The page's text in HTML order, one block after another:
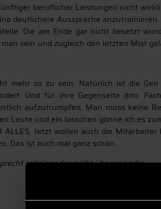
beruflicher Leistungen nicht
deutlichere Aussprache
Die am Ende gar nicht besetzt
sein und zugleich den letzten Mist
mehr so zu sein. Natürlich ist die
Und für ihre Gegenseite dito.
aufzutrumpfen. Man muss keine
Leute und ein bisschen gönne ich es
ALLES. Jetzt wollen auch die
Das ist auch mal ganz schön.
miteinander, nicht übereinander.